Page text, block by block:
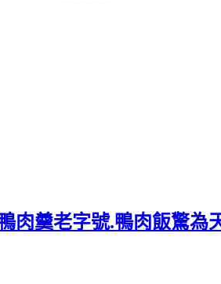
肉羹老字號.鴨肉飯驚